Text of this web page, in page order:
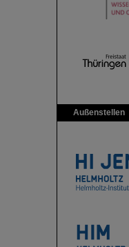
Außenstellen